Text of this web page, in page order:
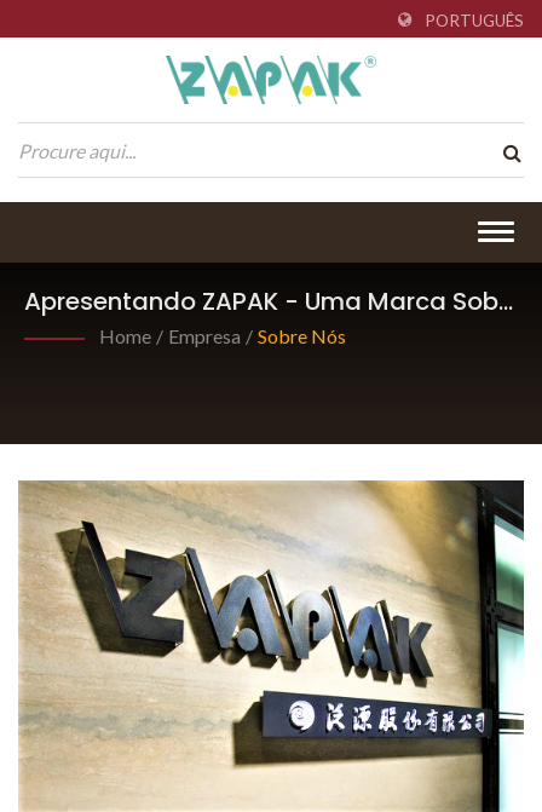
PORTUGUÊS
Apresentando ZAPAK - Uma Marca Sob
Pantech International Inc.
Home / Empresa / Sobre Nós